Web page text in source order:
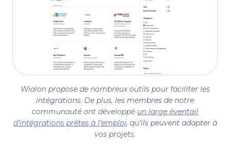
Wialon propose de nombreux outils pour faciliter les
intégrations. De plus, les membres de notre
communauté ont développé un large éventail
d’intégrations prêtes à l’emploi, qu’ils peuvent adapter à
vos projets.